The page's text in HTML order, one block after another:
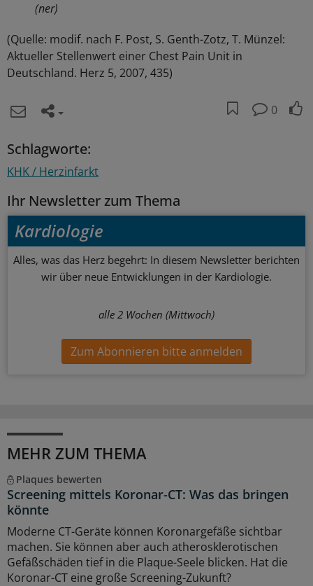
(ner)
(Quelle: modif. nach F. Post, S. Genth-Zotz, T. Münzel:
Aktueller Stellenwert einer Chest Pain Unit in
Deutschland. Herz 5, 2007, 435)
0
Schlagworte:
KHK / Herzinfarkt
Ihr Newsletter zum Thema
Kardiologie
Alles, was das Herz begehrt: In diesem Newsletter berichten
wir über neue Entwicklungen in der Kardiologie.
alle 2 Wochen (Mittwoch)
Zum Abonnieren bitte anmelden
MEHR ZUM THEMA
Plaques bewerten
Screening mittels Koronar-CT: Was das bringen
könnte
Moderne CT-Geräte können Koronargefäße sichtbar
machen. Sie können aber auch atherosklerotischen
Gefäßschäden tief in die Plaque-Seele blicken. Hat die
Koronar-CT eine große Screening-Zukunft?